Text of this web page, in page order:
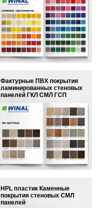
Фактурные ПВХ покрытия
ламинированных стеновых
панелей ГКЛ СМЛ ГСП
HPL пластик Каменные
покрытия стеновых СМЛ
панелей